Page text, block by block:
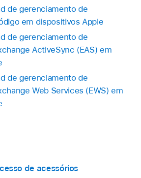
de gerenciamento de
em dispositivos Apple
de gerenciamento de
ActiveSync (EAS) em
de gerenciamento de
Web Services (EWS) em
de acessórios